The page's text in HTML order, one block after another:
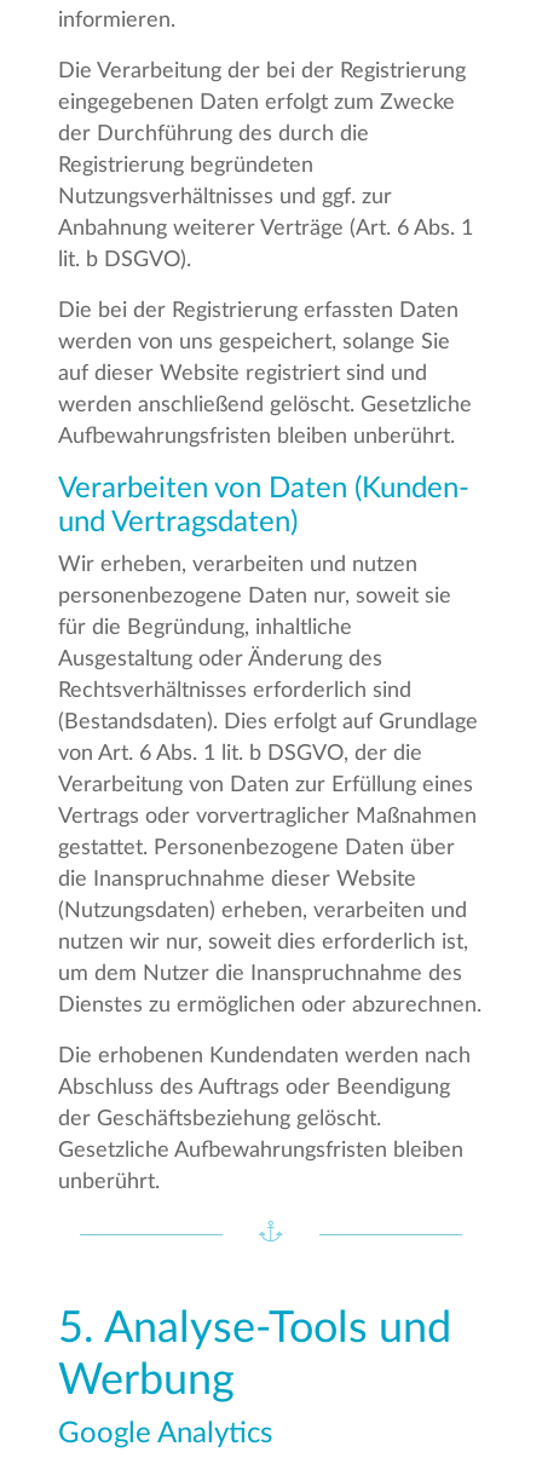
informieren.
Die Verarbeitung der bei der Registrierung
eingegebenen Daten erfolgt zum Zwecke
der Durchführung des durch die
Registrierung begründeten
Nutzungsverhältnisses und ggf. zur
Anbahnung weiterer Verträge (Art. 6 Abs. 1
lit. b DSGVO).
Die bei der Registrierung erfassten Daten
werden von uns gespeichert, solange Sie
auf dieser Website registriert sind und
werden anschließend gelöscht. Gesetzliche
Aufbewahrungsfristen bleiben unberührt.
Verarbeiten von Daten (Kunden-
und Vertragsdaten)
Wir erheben, verarbeiten und nutzen
personenbezogene Daten nur, soweit sie
für die Begründung, inhaltliche
Ausgestaltung oder Änderung des
Rechtsverhältnisses erforderlich sind
(Bestandsdaten). Dies erfolgt auf Grundlage
von Art. 6 Abs. 1 lit. b DSGVO, der die
Verarbeitung von Daten zur Erfüllung eines
Vertrags oder vorvertraglicher Maßnahmen
gestattet. Personenbezogene Daten über
die Inanspruchnahme dieser Website
(Nutzungsdaten) erheben, verarbeiten und
nutzen wir nur, soweit dies erforderlich ist,
um dem Nutzer die Inanspruchnahme des
Dienstes zu ermöglichen oder abzurechnen.
Die erhobenen Kundendaten werden nach
Abschluss des Auftrags oder Beendigung
der Geschäftsbeziehung gelöscht.
Gesetzliche Aufbewahrungsfristen bleiben
unberührt.
5. Analyse-Tools und
Werbung
Google Analytics